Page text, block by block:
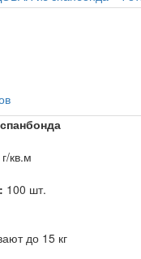
кв.м
100 шт.
до 15 кг